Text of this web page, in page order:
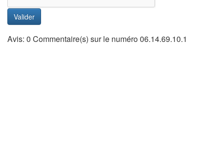
Valider
Avis: 0 Commentaire(s) sur le numéro 06.14.69.10.1